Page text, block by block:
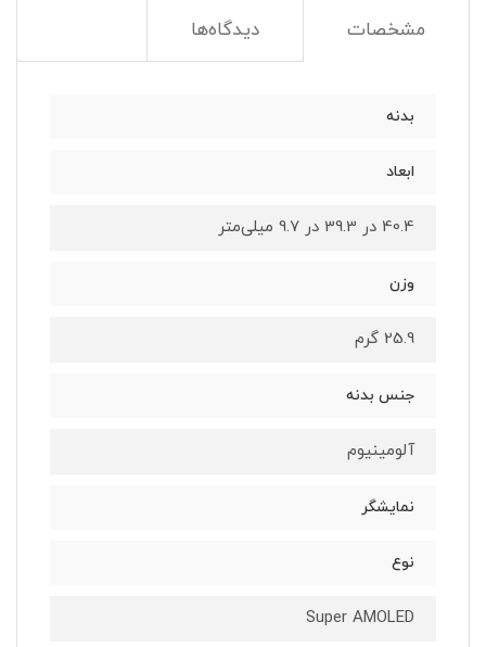
مشخصات دیدگاه‌ها
بدنه
ابعاد
40.4 در 39.3 در 9.7 میلی‌متر
وزن
25.9 گرم
جنس بدنه
آلومینیوم
نمایشگر
نوع
Super AMOLED